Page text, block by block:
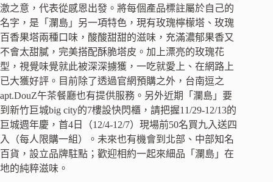
激之意，代表從感恩出發。將每個產品標註屬於自己的
名字，是「瀾島」另一項特色，現有玫瑰檸檬塔、玫瑰
百香果塔兩種口味，酸酸甜甜的滋味，充滿濃郁果香又
不會太甜膩，完美搭配酥脆塔皮。加上漂亮的玫瑰花
型，視覺味覺就此被深深擄獲，一吃就愛上、在網路上
已大獲好評。目前除了透過官網預購之外，台南逗之
apt.DouZ午茶餐廳也有提供服務。另外近期「瀾島」要
到新竹巨城big city的7樓設快閃櫃，請把握11/29-12/13的
巨城週年慶，首4日（12/4-12/7）現場前50名買九入送四
入（每人限購一組）。未來也有機會到北部、中部知名
百貨，設立品牌駐點；歡迎相約一起來細品「瀾島」在
地的純粹滋味。